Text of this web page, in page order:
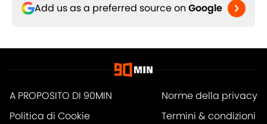
Add us as a preferred source on Google
A PROPOSITO DI 90MIN
Norme della privacy
Politica di Cookie
Termini & condizioni